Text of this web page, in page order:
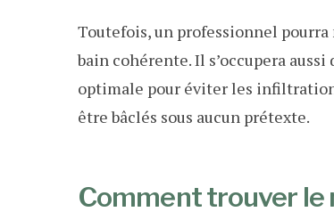
Toutefois, un professionnel
bain cohérente. Il s’occupera
optimale pour éviter les
être bâclés sous aucun prétexte.
Comment trouver le